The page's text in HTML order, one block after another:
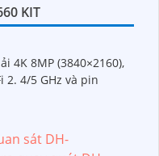
KIT
4K 8MP (3840×2160),
2. 4/5 GHz và pin